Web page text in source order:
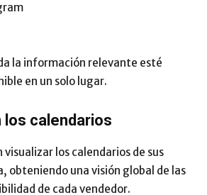
la información relevante esté
en un solo lugar.
los calendarios
visualizar los calendarios de sus
obteniendo una visión global de las
de cada vendedor.